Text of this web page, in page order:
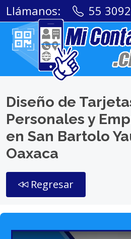
Llámanos: 55
Diseño de
Personales y
en San Bartolo
Oaxaca
Regresar